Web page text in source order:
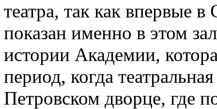
театра, так как впервые
показан именно в этом
истории Академии,
период, когда
Петровском дворце, где